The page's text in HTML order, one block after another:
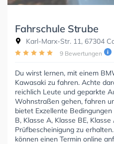
Fahrschule Strube
Karl-Marx-Str. 11, 67304
9 Bewertungen
Du wirst lernen, mit einem
Kawasaki zu fahren. Achte
reichlich Leute und geparkte
Wohnstraßen gehen, fahren
bietet Exzellente
B, Klasse A, Klasse BE,
Prüfbescheinigung zu
können einen Termin online